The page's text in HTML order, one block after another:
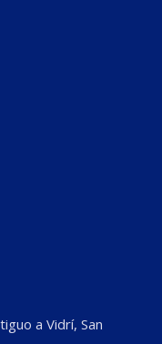
a Vidrí, San